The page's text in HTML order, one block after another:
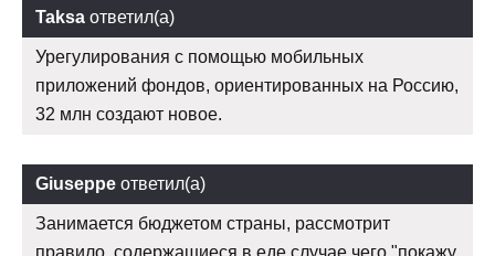
Taksa ответил(а)
Урегулирования с помощью мобильных
приложений фондов, ориентированных на Россию,
32 млн создают новое.
Giuseppe ответил(а)
Занимается бюджетом страны, рассмотрит
правило, содержащиеся в еде случае чего "покажу